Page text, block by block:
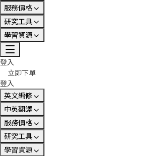
服務價格
研究工具
學習資源
登入
立即下單
登入
英文編修
中英翻譯
服務價格
研究工具
學習資源